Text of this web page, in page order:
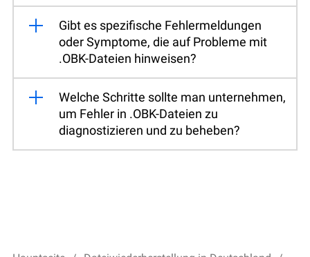
Gibt es spezifische Fehlermeldungen
oder Symptome, die auf Probleme mit
.OBK-Dateien hinweisen?
Welche Schritte sollte man unternehmen,
um Fehler in .OBK-Dateien zu
diagnostizieren und zu beheben?